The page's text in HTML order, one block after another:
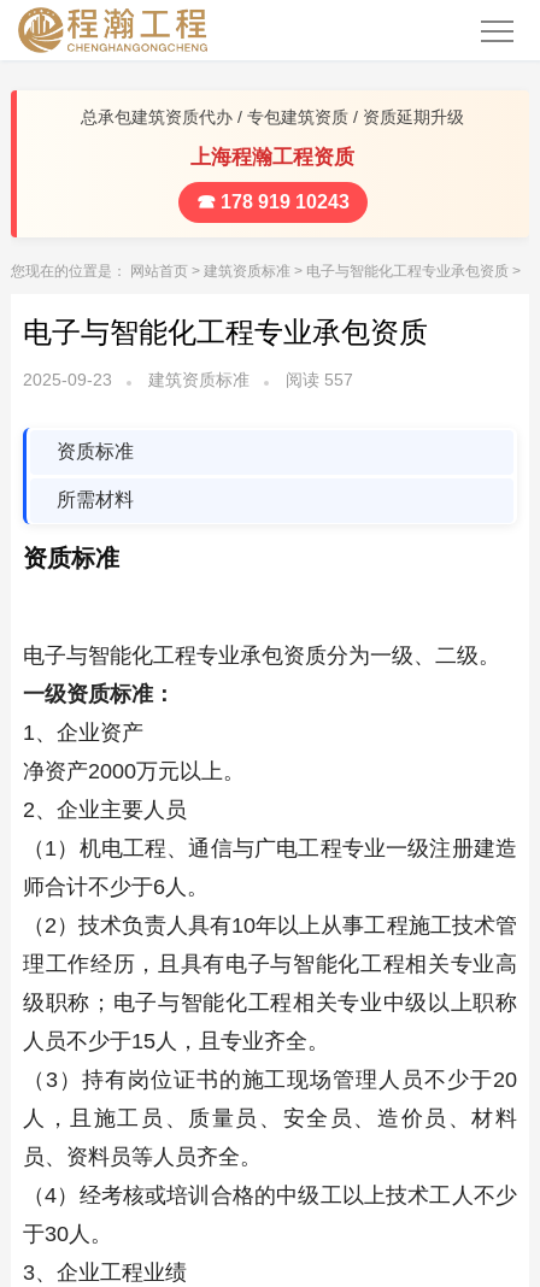
总承包建筑资质代办 / 专包建筑资质 / 资质延期升级
上海程瀚工程资质
☎ 178 919 10243
您现在的位置是： 网站首页> 建筑资质标准> 电子与智能化工程专业承包资质>
电子与智能化工程专业承包资质
2025-09-23 建筑资质标准 阅读 557
资质标准
所需材料
资质标准
电子与智能化工程专业承包资质分为一级、二级。
一级资质标准：
1、企业资产
净资产2000万元以上。
2、企业主要人员
（1）机电工程、通信与广电工程专业一级注册建造
师合计不少于6人。
（2）技术负责人具有10年以上从事工程施工技术管
理工作经历，且具有电子与智能化工程相关专业高
级职称；电子与智能化工程相关专业中级以上职称
人员不少于15人，且专业齐全。
（3）持有岗位证书的施工现场管理人员不少于20
人，且施工员、质量员、安全员、造价员、材料
员、资料员等人员齐全。
（4）经考核或培训合格的中级工以上技术工人不少
于30人。
3、企业工程业绩